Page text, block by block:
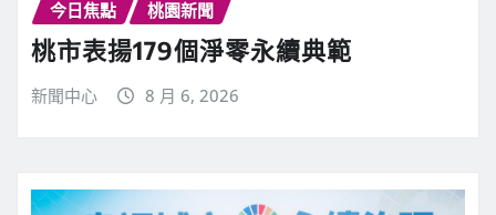
今日焦點 桃園新聞
桃市表揚179個淨零永續典範
新聞中心 8 月 6, 2026